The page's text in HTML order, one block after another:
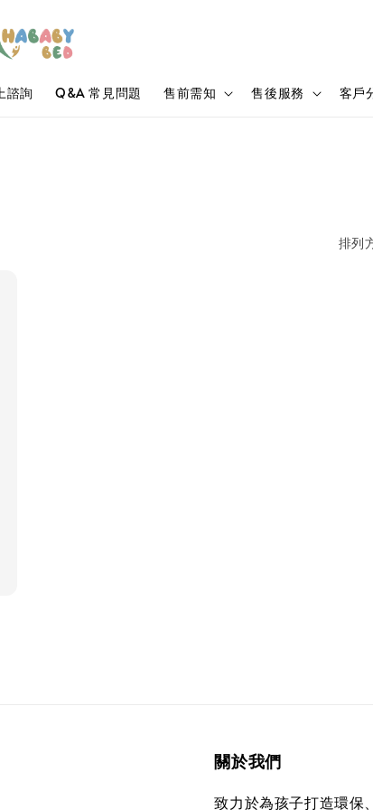
諮詢 Q&A 常見問題 售前需知 售後服務 客戶
排列
關於我們
致力於為孩子打造環保